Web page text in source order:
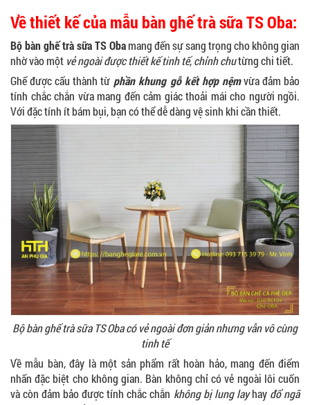
Về thiết kế của mẫu bàn ghế trà sữa TS Oba:
Bộ bàn ghế trà sữa TS Obamang đến sự sang trọng cho không gian
nhờ vào một vẻ ngoài được thiết kế tinh tế,chỉnh chutừng chi tiết.
Ghế được cấu thành từ phần khung gỗ kết hợp nệmvừa đảm bảo
tính chắc chắn vừa mang đến cảm giác thoải mái cho người ngồi.
Với đặc tính ít bám bụi, bạn có thể dễ dàng vệ sinh khi cần thiết.
Bộ bàn ghế trà sữa TS Oba có vẻ ngoài đơn giản nhưng vẫn vô cùng
tinh tế
Về mẫu bàn, đây là một sản phẩm rất hoàn hảo, mang đến điểm
nhấn đặc biệt cho không gian. Bàn không chỉ có vẻ ngoài lôi cuốn
và còn đảm bảo được tính chắc chắn không bị lung layhay đổ ngã